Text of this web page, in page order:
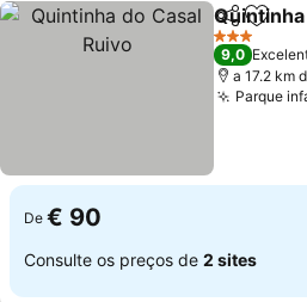
Partilhar
3 Estrelas
9,0
a 17.2 km
Parque
De € 90
Consulte os preços de 2 sites